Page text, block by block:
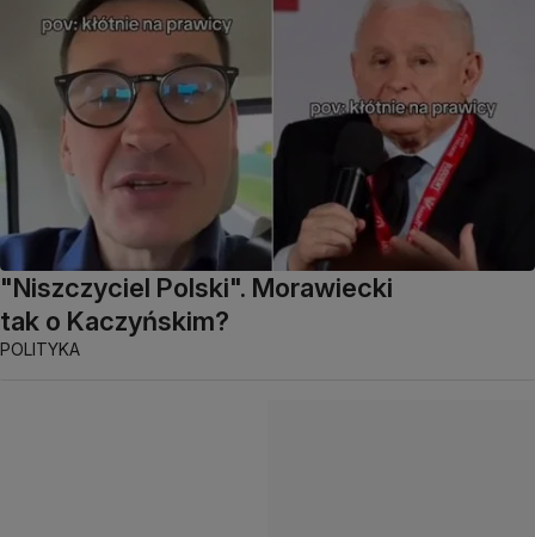
"Niszczyciel Polski". Morawiecki
tak o Kaczyńskim?
POLITYKA